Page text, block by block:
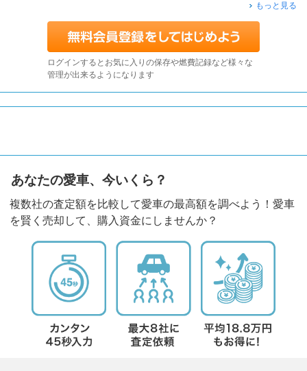
もっと見る
ログインするとお気に入りの保存や燃費記録など様々な
管理が出来るようになります
あなたの愛車、今いくら？
複数社の査定額を比較して愛車の最高額を調べよう！愛車
を賢く売却して、購入資金にしませんか？